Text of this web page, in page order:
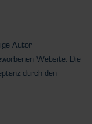
Autor
Website. Die
durch den